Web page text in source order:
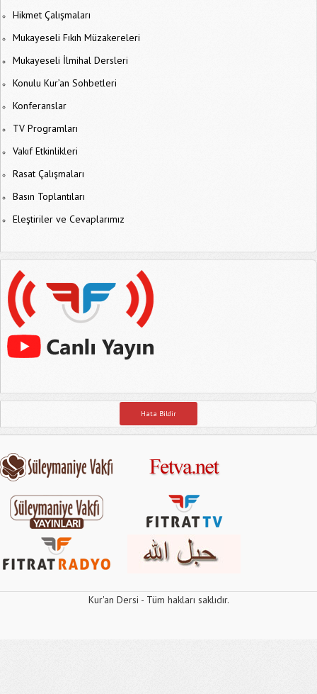
Hikmet Çalışmaları
Mukayeseli Fıkıh Müzakereleri
Mukayeseli İlmihal Dersleri
Konulu Kur’an Sohbetleri
Konferanslar
TV Programları
Vakıf Etkinlikleri
Rasat Çalışmaları
Basın Toplantıları
Eleştiriler ve Cevaplarımız
Hata Bildir
Kur'an Dersi - Tüm hakları saklıdır.